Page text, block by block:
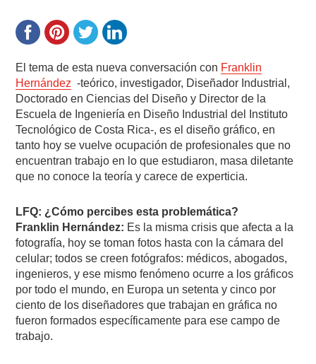
El tema de esta nueva conversación con Franklin
Hernández -teórico, investigador, Diseñador Industrial,
Doctorado en Ciencias del Diseño y Director de la
Escuela de Ingeniería en Diseño Industrial del Instituto
Tecnológico de Costa Rica-, es el diseño gráfico, en
tanto hoy se vuelve ocupación de profesionales que no
encuentran trabajo en lo que estudiaron, masa diletante
que no conoce la teoría y carece de experticia.
LFQ: ¿Cómo percibes esta problemática?
Franklin Hernández: Es la misma crisis que afecta a la
fotografía, hoy se toman fotos hasta con la cámara del
celular; todos se creen fotógrafos: médicos, abogados,
ingenieros, y ese mismo fenómeno ocurre a los gráficos
por todo el mundo, en Europa un setenta y cinco por
ciento de los diseñadores que trabajan en gráfica no
fueron formados específicamente para ese campo de
trabajo.